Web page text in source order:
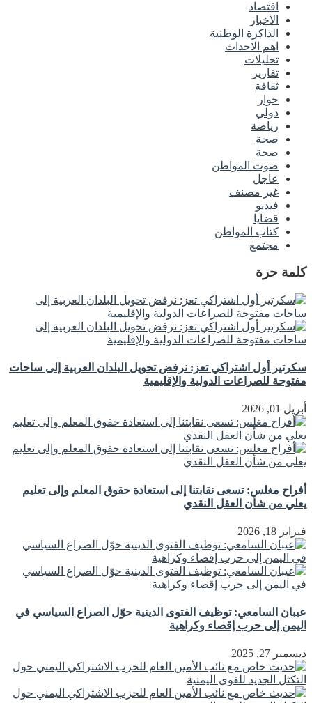
اقتصاد
الاخبار
الذاكرة الوطنية
اهم الاحداث
تحليلات
تقارير
ثقافة
حوار
دولي
رياضة
صحة
صحة
صوت المواطن
عاجل
غير مصنف
فيديو
قضايا
كتاب المواطن
مجتمع
كلمة حرة
سكرتير أول اشتراكي تعز: نرفض تحويل البلدان العربية إلى ساحات
مفتوحة للصراعات الدولية والإقليمية
أبريل 01, 2026
أفراح مغلس: تسعى نقابتنا إلى استعادة حقوق المعلم وإلى تعليم
يعلي من شأن العقل النقدي
فبراير 18, 2026
عيبان السامعي: توظيف الفتوى الدينية حوّل الصراع السياسي في
اليمن إلى حرب إقصاء وكراهية
ديسمبر 27, 2025